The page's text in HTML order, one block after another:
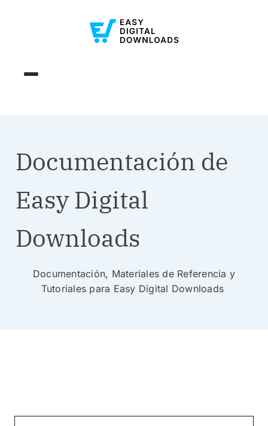
Documentación de
Easy Digital
Downloads
Documentación, Materiales de Referencia y
Tutoriales para Easy Digital Downloads